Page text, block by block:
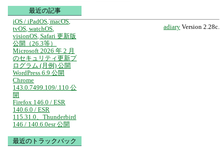
adiary Version 2.28c.
最近の記事
iOS / iPadOS, macOS,
tvOS, watchOS,
visionOS, Safari 更新版
公開（26.3等）
Microsoft 2026 年 2 月
のセキュリティ更新プ
ログラム (月例) 公開
WordPress 6.9 公開
Chrome
143.0.7499.109/.110 公
開
Firefox 146.0 / ESR
140.6.0 / ESR
115.31.0、Thunderbird
146 / 140.6.0esr 公開
最近のトラックバック